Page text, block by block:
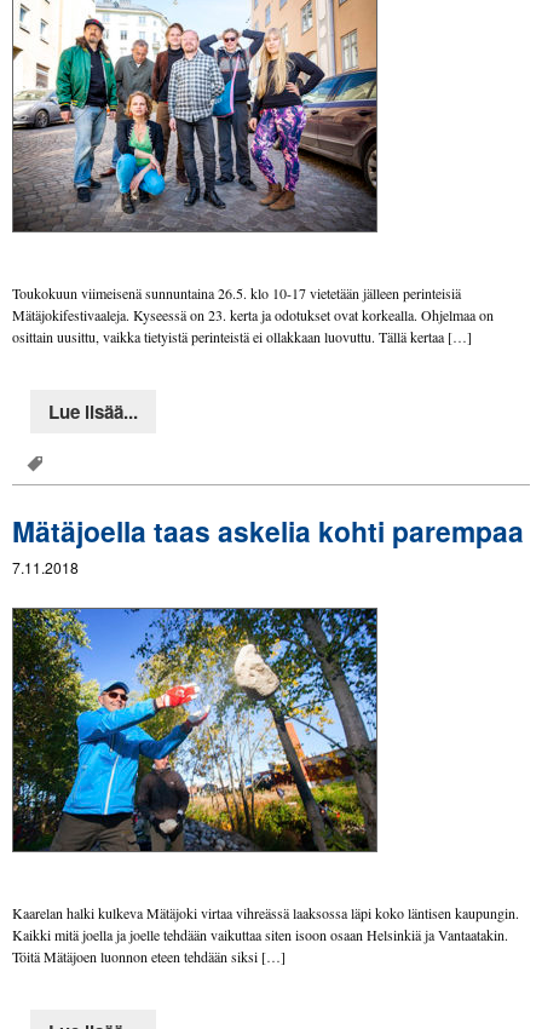
Toukokuun viimeisenä sunnuntaina 26.5. klo 10-17 vietetään jälleen perinteisiä
Mätäjokifestivaaleja. Kyseessä on 23. kerta ja odotukset ovat korkealla. Ohjelmaa on
osittain uusittu, vaikka tietyistä perinteistä ei ollakkaan luovuttu. Tällä kertaa […]
Lue lisää...
Mätäjoella taas askelia kohti parempaa
7.11.2018
Kaarelan halki kulkeva Mätäjoki virtaa vihreässä laaksossa läpi koko läntisen kaupungin.
Kaikki mitä joella ja joelle tehdään vaikuttaa siten isoon osaan Helsinkiä ja Vantaatakin.
Töitä Mätäjoen luonnon eteen tehdään siksi […]